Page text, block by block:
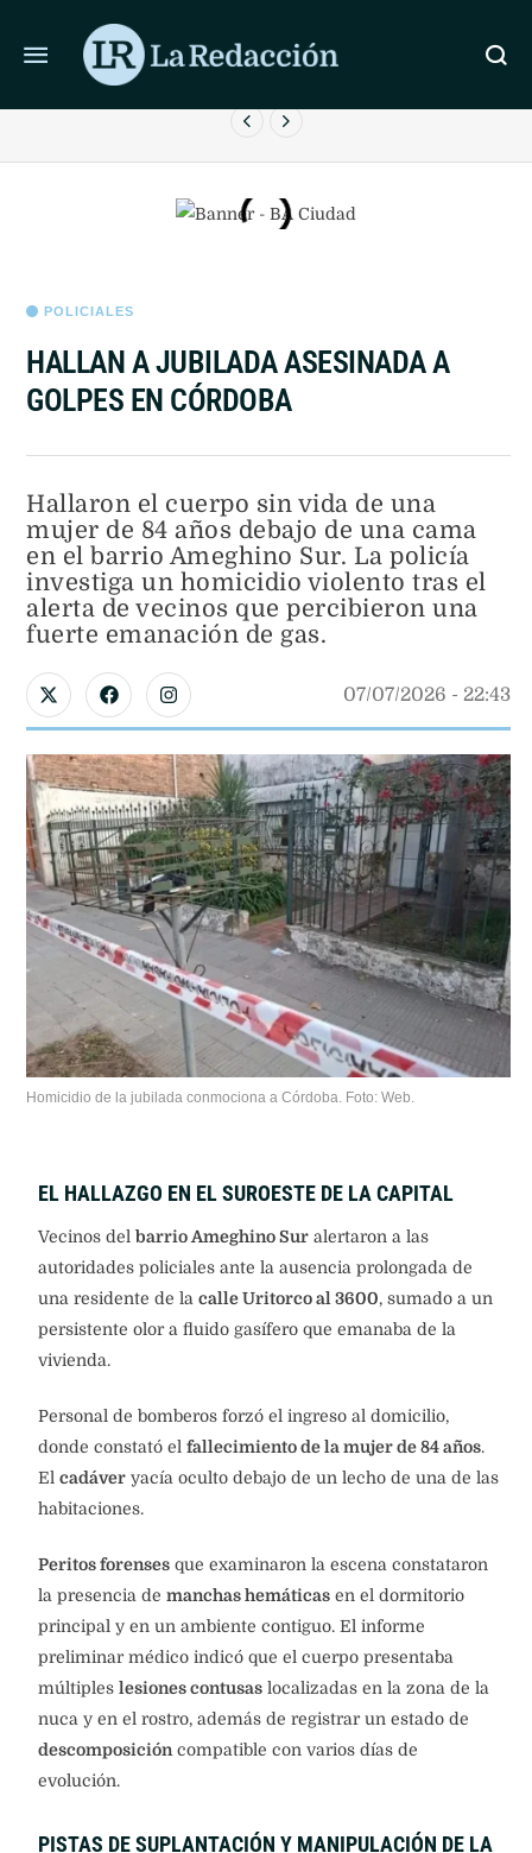
ÚLTIMAS NOTICIAS
LIONEL MESSI LLEGÓ A ROSARIO PARA DESPEDIR A SU
POLICIALES
HALLAN A JUBILADA ASESINADA A
GOLPES EN CÓRDOBA
Hallaron el cuerpo sin vida de una
mujer de 84 años debajo de una cama
en el barrio Ameghino Sur. La policía
investiga un homicidio violento tras el
alerta de vecinos que percibieron una
fuerte emanación de gas.
07/07/2026 - 22:43
Homicidio de la jubilada conmociona a Córdoba. Foto: Web.
EL HALLAZGO EN EL SUROESTE DE LA CAPITAL
Vecinos del barrio Ameghino Sur alertaron a las
autoridades policiales ante la ausencia prolongada de
una residente de la calle Uritorco al 3600, sumado a un
persistente olor a fluido gasífero que emanaba de la
vivienda.
Personal de bomberos forzó el ingreso al domicilio,
donde constató el fallecimiento de la mujer de 84 años.
El cadáver yacía oculto debajo de un lecho de una de las
habitaciones.
Peritos forenses que examinaron la escena constataron
la presencia de manchas hemáticas en el dormitorio
principal y en un ambiente contiguo. El informe
preliminar médico indicó que el cuerpo presentaba
múltiples lesiones contusas localizadas en la zona de la
nuca y en el rostro, además de registrar un estado de
descomposición compatible con varios días de
evolución.
PISTAS DE SUPLANTACIÓN Y MANIPULACIÓN DE LA